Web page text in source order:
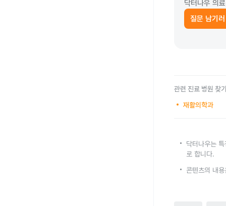
닥터나우 의
질문 남기
관련 진료 병원 찾
재활의학과
닥터나우는
로 합니다.
콘텐츠의 내